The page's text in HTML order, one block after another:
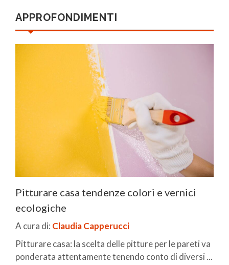
APPROFONDIMENTI
Pitturare casa tendenze colori e vernici
ecologiche
A cura di: Claudia Capperucci
Pitturare casa: la scelta delle pitture per le pareti va
ponderata attentamente tenendo conto di diversi ...